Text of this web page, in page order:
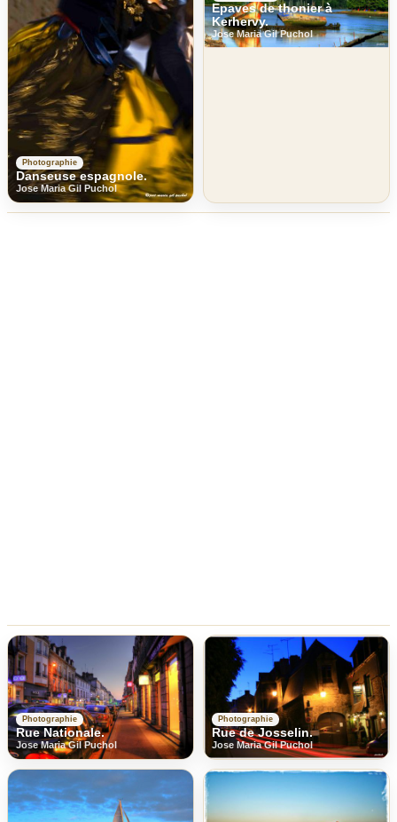
Photographie
Danseuse espagnole.
Jose Maria Gil Puchol
Epaves de thonier à
Kerhervy.
Jose Maria Gil Puchol
Photographie
Rue Nationale.
Jose Maria Gil Puchol
Photographie
Rue de Josselin.
Jose Maria Gil Puchol